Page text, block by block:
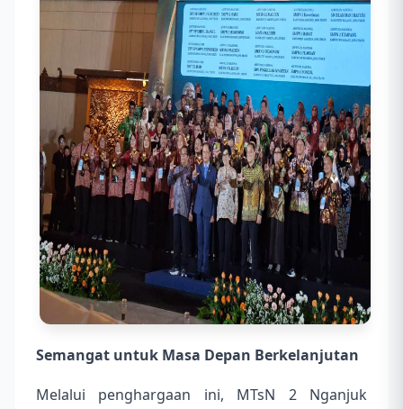
Semangat untuk Masa Depan Berkelanjutan
Melalui penghargaan ini, MTsN 2 Nganjuk